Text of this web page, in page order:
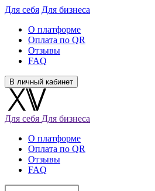
Для себя Для бизнеса
О платформе
Оплата по QR
Отзывы
FAQ
В личный кабинет
Для себя Для бизнеса
О платформе
Оплата по QR
Отзывы
FAQ